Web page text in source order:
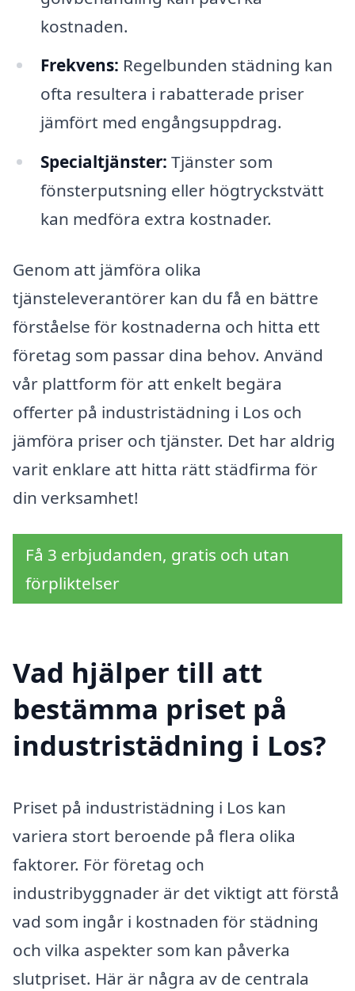
kostnaden.
Frekvens: Regelbunden städning kan
ofta resultera i rabatterade priser
jämfört med engångsuppdrag.
Specialtjänster: Tjänster som
fönsterputsning eller högtryckstvätt
kan medföra extra kostnader.
Genom att jämföra olika
tjänsteleverantörer kan du få en bättre
förståelse för kostnaderna och hitta ett
företag som passar dina behov. Använd
vår plattform för att enkelt begära
offerter på industristädning i Los och
jämföra priser och tjänster. Det har aldrig
varit enklare att hitta rätt städfirma för
din verksamhet!
Få 3 erbjudanden, gratis och utan
förpliktelser
Vad hjälper till att
bestämma priset på
industristädning i Los?
Priset på industristädning i Los kan
variera stort beroende på flera olika
faktorer. För företag och
industribyggnader är det viktigt att förstå
vad som ingår i kostnaden för städning
och vilka aspekter som kan påverka
slutpriset. Här är några av de centrala